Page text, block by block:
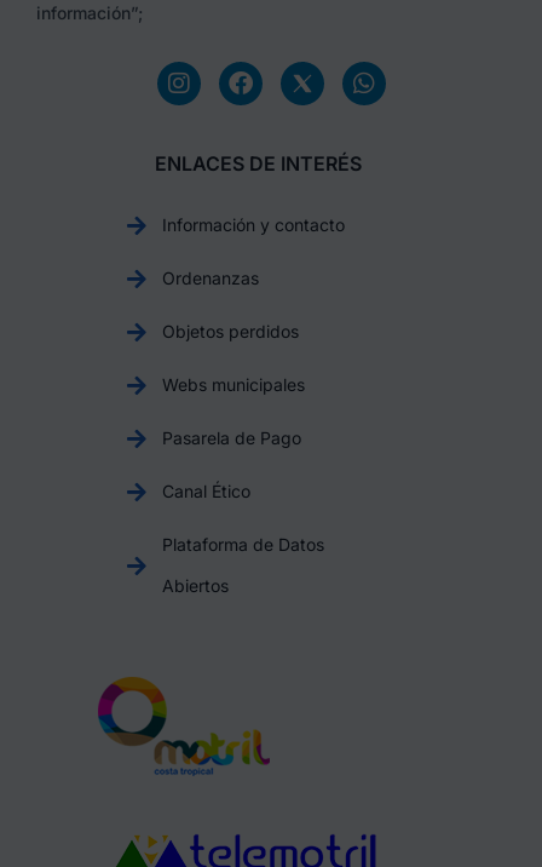
información”;
ENLACES DE INTERÉS
Información y contacto
Ordenanzas
Objetos perdidos
Webs municipales
Pasarela de Pago
Canal Ético
Plataforma de Datos
Abiertos